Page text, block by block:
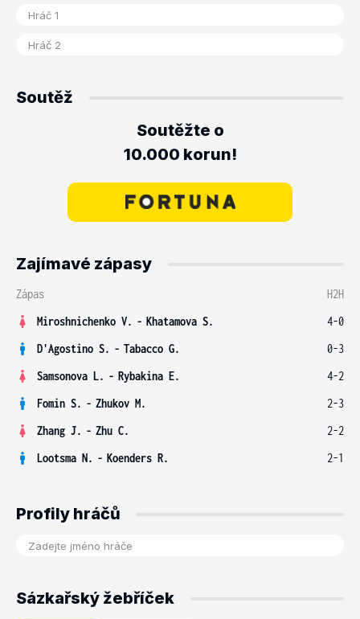
Soutěž
Soutěžte o
10.000 korun!
Zajímavé zápasy
Zápas
H2H
Miroshnichenko V. - Khatamova S.
4-0
D'Agostino S. - Tabacco G.
0-3
Samsonova L. - Rybakina E.
4-2
Fomin S. - Zhukov M.
2-3
Zhang J. - Zhu C.
2-2
Lootsma N. - Koenders R. 2-1
Profily hráčů
Sázkařský žebříček